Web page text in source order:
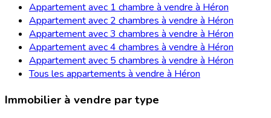
Appartement avec 1 chambre à vendre à Héron
Appartement avec 2 chambres à vendre à Héron
Appartement avec 3 chambres à vendre à Héron
Appartement avec 4 chambres à vendre à Héron
Appartement avec 5 chambres à vendre à Héron
Tous les appartements à vendre à Héron
Immobilier à vendre par type